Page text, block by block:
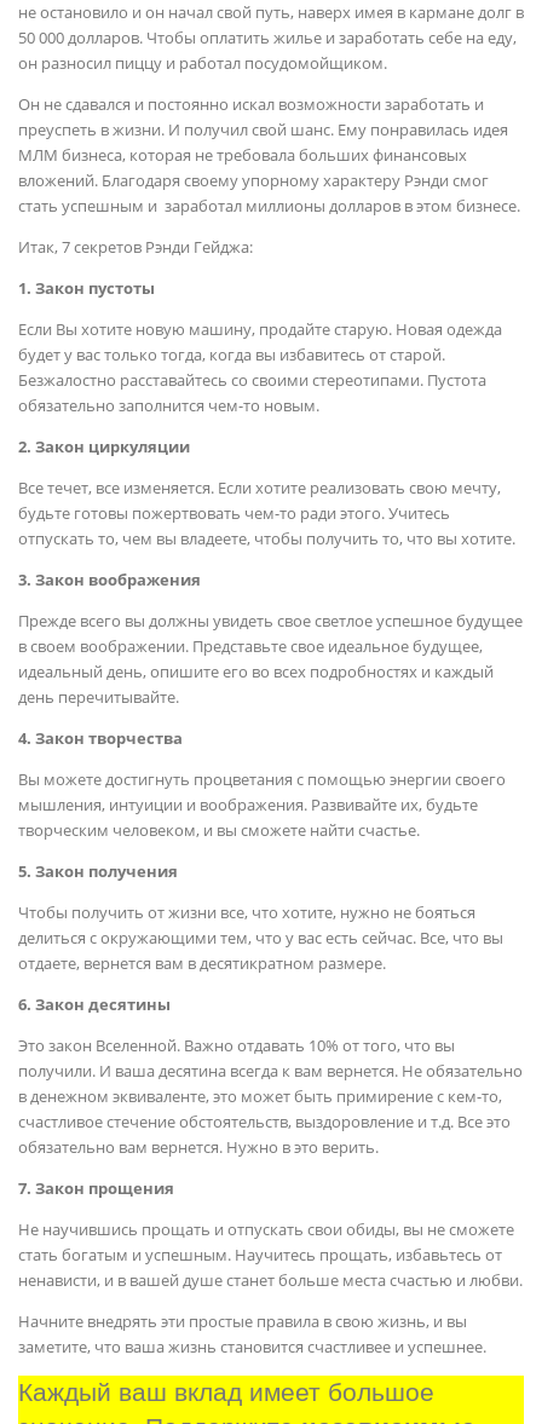
не остановило и он начал свой путь, наверх имея в кармане долг в
50 000 долларов. Чтобы оплатить жилье и заработать себе на еду,
он разносил пиццу и работал посудомойщиком.
Он не сдавался и постоянно искал возможности заработать и
преуспеть в жизни. И получил свой шанс. Ему понравилась идея
МЛМ бизнеса, которая не требовала больших финансовых
вложений. Благодаря своему упорному характеру Рэнди смог
стать успешным и заработал миллионы долларов в этом бизнесе.
Итак, 7 секретов Рэнди Гейджа:
1. Закон пустоты
Если Вы хотите новую машину, продайте старую. Новая одежда
будет у вас только тогда, когда вы избавитесь от старой.
Безжалостно расставайтесь со своими стереотипами. Пустота
обязательно заполнится чем-то новым.
2. Закон циркуляции
Все течет, все изменяется. Если хотите реализовать свою мечту,
будьте готовы пожертвовать чем-то ради этого. Учитесь
отпускать то, чем вы владеете, чтобы получить то, что вы хотите.
3. Закон воображения
Прежде всего вы должны увидеть свое светлое успешное будущее
в своем воображении. Представьте свое идеальное будущее,
идеальный день, опишите его во всех подробностях и каждый
день перечитывайте.
4. Закон творчества
Вы можете достигнуть процветания с помощью энергии своего
мышления, интуиции и воображения. Развивайте их, будьте
творческим человеком, и вы сможете найти счастье.
5. Закон получения
Чтобы получить от жизни все, что хотите, нужно не бояться
делиться с окружающими тем, что у вас есть сейчас. Все, что вы
отдаете, вернется вам в десятикратном размере.
6. Закон десятины
Это закон Вселенной. Важно отдавать 10% от того, что вы
получили. И ваша десятина всегда к вам вернется. Не обязательно
в денежном эквиваленте, это может быть примирение с кем-то,
счастливое стечение обстоятельств, выздоровление и т.д. Все это
обязательно вам вернется. Нужно в это верить.
7. Закон прощения
Не научившись прощать и отпускать свои обиды, вы не сможете
стать богатым и успешным. Научитесь прощать, избавьтесь от
ненависти, и в вашей душе станет больше места счастью и любви.
Начните внедрять эти простые правила в свою жизнь, и вы
заметите, что ваша жизнь становится счастливее и успешнее.
Каждый ваш вклад имеет большое